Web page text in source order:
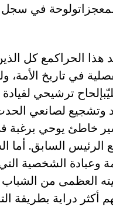
في
هذا الحراكمع كل
في تاريخ
ترشيحي لقيادة
وتشجيع لصانعي
خاطئ يوحي
السابق. أما
الشخصية
العظمى من
أكثر دراية بطريقة